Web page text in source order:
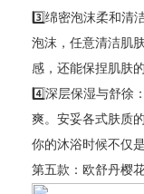
3️⃣绵密泡沫柔和清
泡沫，任意清洁肌
感，还能保捏肌肤
4️⃣深层保湿与舒徐
爽。安妥各式肤质
你的沐浴时候不仅
第五款：欧舒丹樱